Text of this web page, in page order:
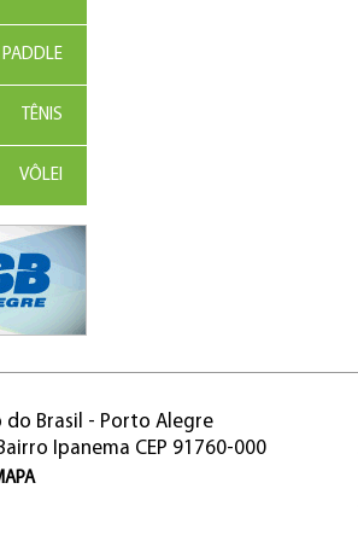
TÊNIS
VÔLEI
do Brasil - Porto Alegre
Ipanema CEP 91760-000